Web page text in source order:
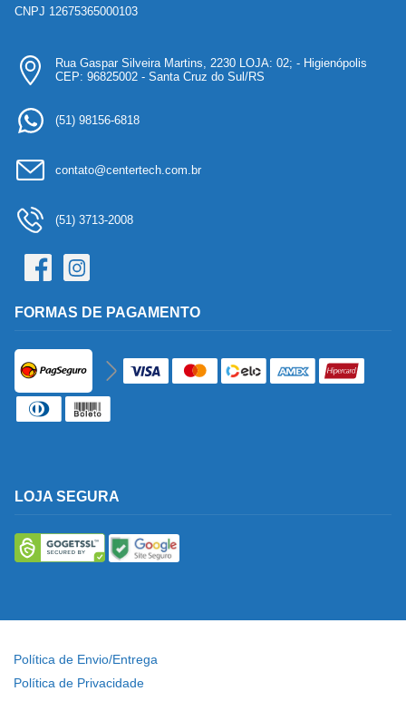
CNPJ 12675365000103
Rua Gaspar Silveira Martins, 2230 LOJA: 02; - Higienópolis
CEP: 96825002 - Santa Cruz do Sul/RS
(51) 98156-6818
contato@centertech.com.br
(51) 3713-2008
FORMAS DE PAGAMENTO
LOJA SEGURA
Política de Envio/Entrega
Política de Privacidade